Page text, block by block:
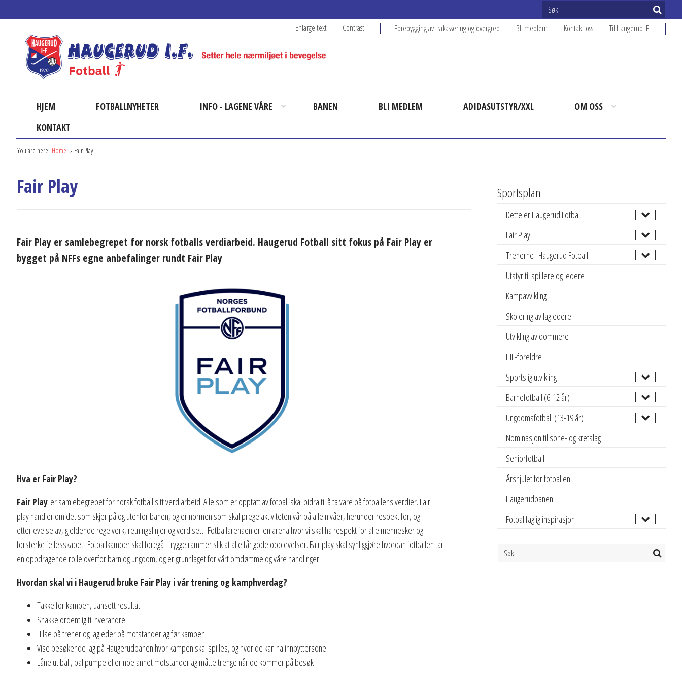
Enlarge text Contrast Forebygging av trakassering og overgrep Bli medlem Kontakt oss Til Haugerud IF
HJEM FOTBALLNYHETER INFO - LAGENE VÅRE BANEN BLI MEDLEM ADIDASUTSTYR/XXL
OM OSS
KONTAKT
You are here: Home Fair Play
Fair Play
Fair Play er samlebegrepet for norsk fotballs verdiarbeid. Haugerud Fotball sitt fokus på Fair Play er
bygget på NFFs egne anbefalinger rundt Fair Play
Hva er Fair Play?
Fair Play er samlebegrepet for norsk fotball sitt verdiarbeid. Alle som er opptatt av fotball skal bidra til å ta vare på fotballens verdier. Fair
play handler om det som skjer på og utenfor banen, og er normen som skal prege aktiviteten vår på alle nivåer, herunder respekt for, og
etterlevelse av, gjeldende regelverk, retningslinjer og verdisett. Fotballarenaen er en arena hvor vi skal ha respekt for alle mennesker og
forsterke fellesskapet. Fotballkamper skal foregå i trygge rammer slik at alle får gode opplevelser. Fair play skal synliggjøre hvordan fotballen tar
en oppdragende rolle overfor barn og ungdom, og er grunnlaget for vårt omdømme og våre handlinger.
Hvordan skal vi i Haugerud bruke Fair Play i vår trening og kamphverdag?
Takke for kampen, uansett resultat
Snakke ordentlig til hverandre
Hilse på trener og lagleder på motstanderlag før kampen
Vise besøkende lag på Haugerudbanen hvor kampen skal spilles, og hvor de kan ha innbyttersone
Låne ut ball, ballpumpe eller noe annet motstanderlag måtte trenge når de kommer på besøk
Sportsplan
Dette er Haugerud Fotball
Fair Play
Trenerne i Haugerud Fotball
Utstyr til spillere og ledere
Kampavvikling
Skolering av lagledere
Utvikling av dommere
HIF-foreldre
Sportslig utvikling
Barnefotball (6-12 år)
Ungdomsfotball (13-19 år)
Nominasjon til sone- og kretslag
Seniorfotball
Årshjulet for fotballen
Haugerudbanen
Fotballfaglig inspirasjon